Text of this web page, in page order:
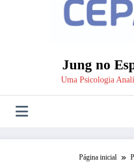
Jung no
Uma Psicologia
Página inicial